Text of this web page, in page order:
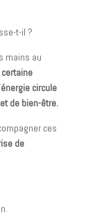
t-il ?
mains au
circule
de bien-être.
ces
de